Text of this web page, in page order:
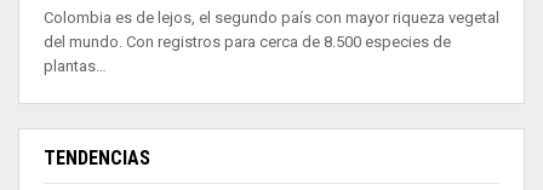
Colombia es de lejos, el segundo país con mayor riqueza vegetal
del mundo. Con registros para cerca de 8.500 especies de
plantas…
TENDENCIAS